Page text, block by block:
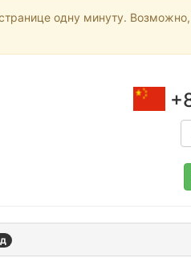
одну минуту.